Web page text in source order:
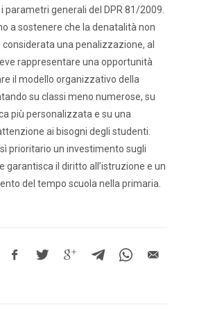
parametri generali del DPR 81/2009.
a sostenere che la denatalità non
considerata una penalizzazione, al
rappresentare una opportunità
il modello organizzativo della
su classi meno numerose, su
più personalizzata e su una
ai bisogni degli studenti.
prioritario un investimento sugli
garantisca il diritto all’istruzione e un
del tempo scuola nella primaria.